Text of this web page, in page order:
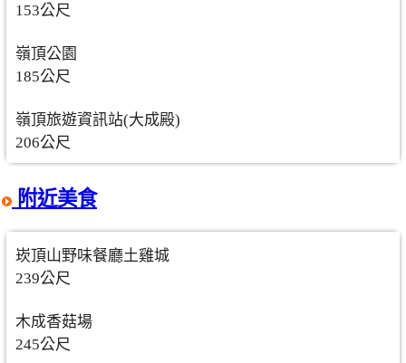
153公尺
嶺頂公園
185公尺
嶺頂旅遊資訊站(大成殿)
206公尺
附近美食
崁頂山野味餐廳土雞城
239公尺
木成香菇場
245公尺